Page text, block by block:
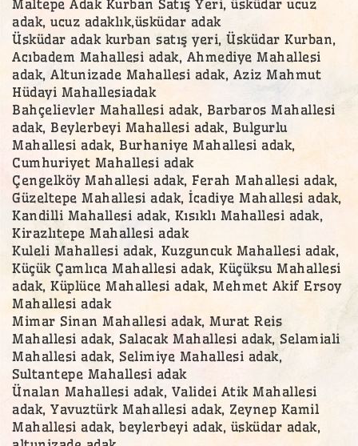
Maltepe Adak Kurban Satış Yeri, üsküdar ucuz
adak, ucuz adaklık,üsküdar adak
Üsküdar adak kurban satış yeri, Üsküdar Kurban,
Acıbadem Mahallesi adak, Ahmediye Mahallesi
adak, Altunizade Mahallesi adak, Aziz Mahmut
Hüdayi Mahallesiadak
Bahçelievler Mahallesi adak, Barbaros Mahallesi
adak, Beylerbeyi Mahallesi adak, Bulgurlu
Mahallesi adak, Burhaniye Mahallesi adak,
Cumhuriyet Mahallesi adak
Çengelköy Mahallesi adak, Ferah Mahallesi adak,
Güzeltepe Mahallesi adak, İcadiye Mahallesi adak,
Kandilli Mahallesi adak, Kısıklı Mahallesi adak,
Kirazlıtepe Mahallesi adak
Kuleli Mahallesi adak, Kuzguncuk Mahallesi adak,
Küçük Çamlıca Mahallesi adak, Küçüksu Mahallesi
adak, Küplüce Mahallesi adak, Mehmet Akif Ersoy
Mahallesi adak
Mimar Sinan Mahallesi adak, Murat Reis
Mahallesi adak, Salacak Mahallesi adak, Selamiali
Mahallesi adak, Selimiye Mahallesi adak,
Sultantepe Mahallesi adak
Ünalan Mahallesi adak, Validei Atik Mahallesi
adak, Yavuztürk Mahallesi adak, Zeynep Kamil
Mahallesi adak, beylerbeyi adak, üsküdar adak,